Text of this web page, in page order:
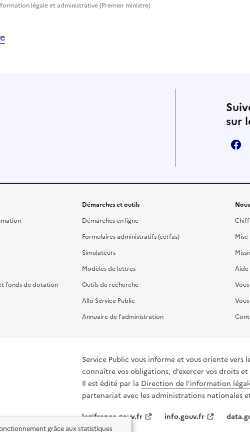
grâce aux statistiques
légale et administrative (Premier ministre)
sur
fonds de dotation
Démarches et outils
Démarches en ligne
Formulaires administratifs (cerfas)
Simulateurs
Modèles de lettres
Outils de recherche
Allo Service Public
Annuaire de l'administration
Aide
Service Public vous informe et vous oriente vers
connaître vos obligations, d’exercer vos droits
Il est édité par la Direction de l’information
partenariat avec les administrations nationales
legifrance.gouv.fr
info.gouv.fr